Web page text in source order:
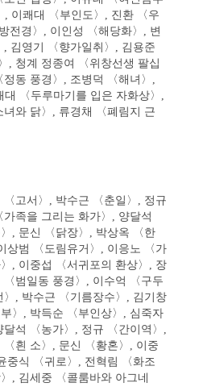
, 이쾌대 〈부인도〉, 진환 〈우
전경〉, 이인성 〈해당화〉, 변
김영기 〈향가일취〉, 김용준
, 청계 정종여 〈위창선생 팔십
동 풍경〉, 조병덕 〈해녀〉,
〈두루마기를 입은 자화상〉,
와 닭〉, 류경채 〈폐림지 근
고서〉, 박수근 〈춘일〉, 정규
가족을 그리는 화가〉, 양달석
, 문신 〈닭장〉, 박상옥 〈한
상범 〈도림유거〉, 이응노 〈가
, 이중섭 〈서귀포의 환상〉, 장
범일동 풍경〉, 이수억 〈구두
, 박수근 〈기름장수〉, 김기창
〉, 박득순 〈부인상〉, 심죽자
달석 〈농가〉, 정규 〈간이역〉,
흰 소〉, 문신 〈황혼〉, 이중
중식 〈귀로〉, 전혁림 〈화조
, 김세중 〈콜룸바와 아그네